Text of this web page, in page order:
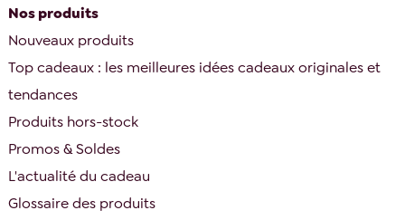
Nos produits
Nouveaux produits
Top cadeaux : les meilleures idées cadeaux originales et
tendances
Produits hors-stock
Promos & Soldes
L'actualité du cadeau
Glossaire des produits